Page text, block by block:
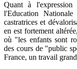
Quant à
l'Education
castratrices et
en est fortement
où "les enfants sont
des cours de "public
France, un travail